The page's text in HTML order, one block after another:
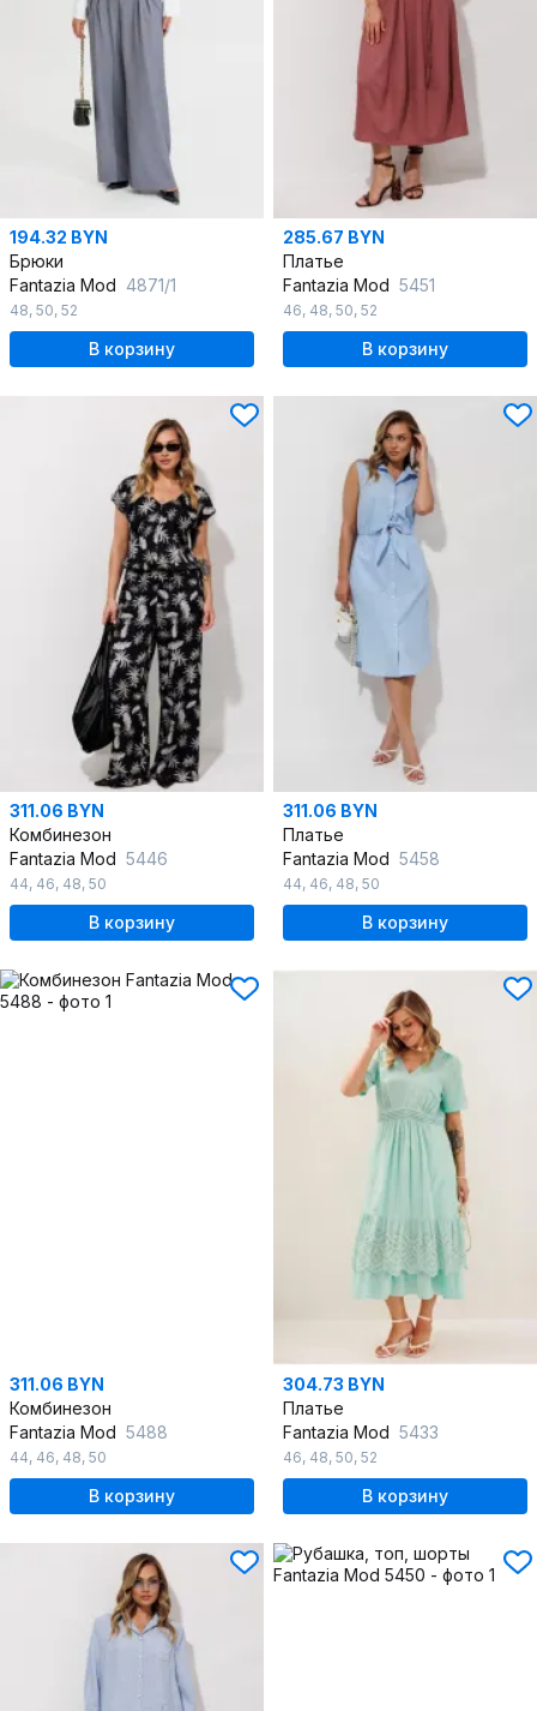
194.32 BYN
Брюки
Fantazia Mod 4871/1
48, 50, 52
В корзину
285.67 BYN
Платье
Fantazia Mod 5451
46, 48, 50, 52
В корзину
311.06 BYN
Комбинезон
Fantazia Mod 5446
44, 46, 48, 50
В корзину
311.06 BYN
Платье
Fantazia Mod 5458
44, 46, 48, 50
В корзину
311.06 BYN
Комбинезон
Fantazia Mod 5488
44, 46, 48, 50
В корзину
304.73 BYN
Платье
Fantazia Mod 5433
46, 48, 50, 52
В корзину